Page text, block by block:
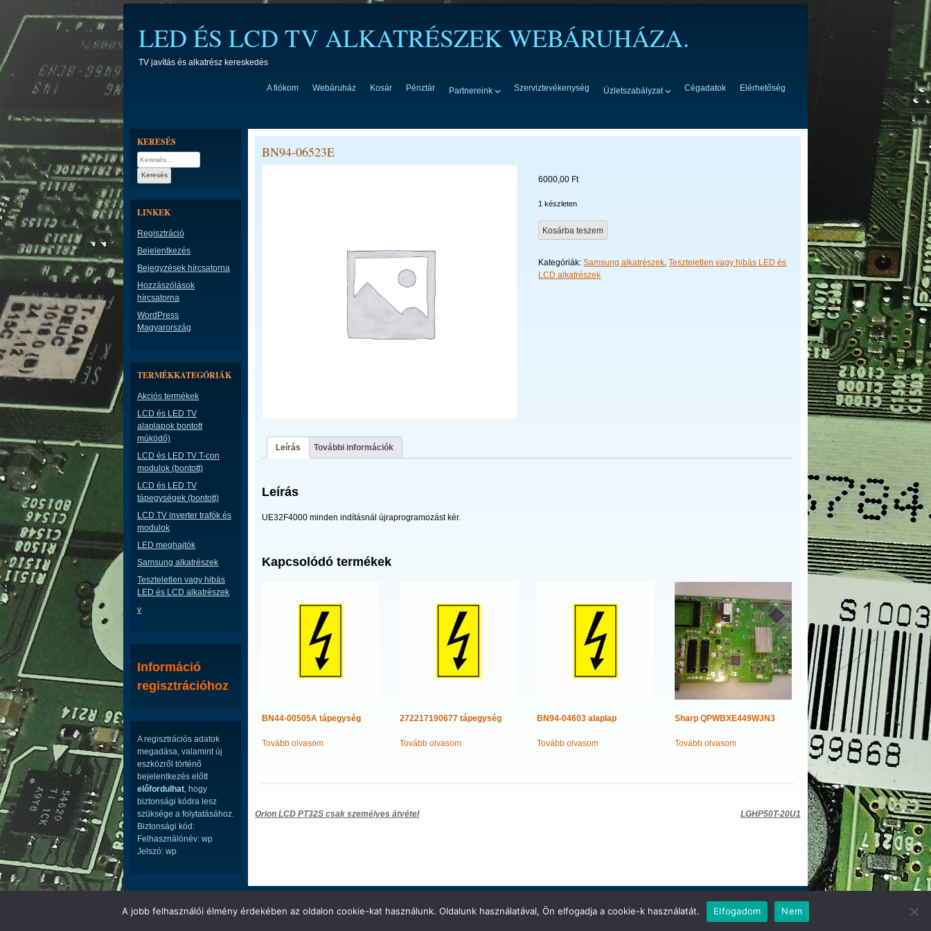
content
LED ÉS LCD TV ALKATRÉSZEK WEBÁRUHÁZA.
TV javítás és alkatrész kereskedés
A fiókom Webáruház Kosár Pénztár Partnereink Szerviztevékenység Üzletszabályzat Cégadatok Elérhetőség
BN94-06523E
6000,00 Ft
1 készleten
BN94-
06523E
Kosárba teszem
Kategóriák:Samsung alkatrészek,Teszteletlen vagy hibás LED és
LCD alkatrészek
Leírás További információk
Leírás
UE32F4000 minden indításnál újraprogramozást kér.
Kapcsolódó termékek
BN44-00505A tápegység
Tovább olvasom
272217190677 tápegység
Tovább olvasom
BN94-04603 alaplap
Tovább olvasom
Sharp QPWBXE449WJN3
Tovább olvasom
Bejegyzés
Orion LCD PT32S csak személyes átvétel LGHP50T-20U1
KERESÉS
Keresés:
LINKEK
Regisztráció
Bejelentkezés
Bejegyzések hírcsatorna
Hozzászólások
hírcsatorna
WordPress
Magyarország
TERMÉKKATEGÓRIÁK
Akciós termékek
LCD és LED TV
alaplapok bontott
múködő)
LCD és LED TV T-con
modulok (bontott)
LCD és LED TV
tápegységek (bontott)
LCD TV inverter trafók és
modulok
LED meghajtók
Samsung alkatrészek
Teszteletlen vagy hibás
LED és LCD alkatrészek
v
Információ
regisztrációhoz
A regisztrációs adatok
megadása, valamint új
eszközről történő
bejelentkezés előtt
előfordulhat, hogy
biztonsági kódra lesz
szüksége a folytatásához.
Biztonsági kód:
Felhasználónév: wp
Jelszó: wp
LED ÉS LCD TV ALKATRÉSZEK WEBÁRUHÁZA.is proudly powered by WPDesigner&WordPress.
A jobb felhasználói élmény érdekében az oldalon cookie-kat használunk. Oldalunk használatával, Ön elfogadja a cookie-k használatát. Elfogadom Nem